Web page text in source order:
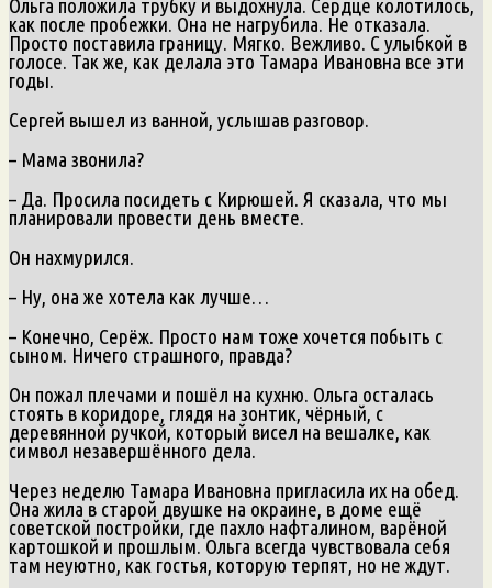
Ольга положила трубку и выдохнула. Сердце колотилось,
как после пробежки. Она не нагрубила. Не отказала.
Просто поставила границу. Мягко. Вежливо. С улыбкой в
голосе. Так же, как делала это Тамара Ивановна все эти
годы.
Сергей вышел из ванной, услышав разговор.
– Мама звонила?
– Да. Просила посидеть с Кирюшей. Я сказала, что мы
планировали провести день вместе.
Он нахмурился.
– Ну, она же хотела как лучше…
– Конечно, Серёж. Просто нам тоже хочется побыть с
сыном. Ничего страшного, правда?
Он пожал плечами и пошёл на кухню. Ольга осталась
стоять в коридоре, глядя на зонтик, чёрный, с
деревянной ручкой, который висел на вешалке, как
символ незавершённого дела.
Через неделю Тамара Ивановна пригласила их на обед.
Она жила в старой двушке на окраине, в доме ещё
советской постройки, где пахло нафталином, варёной
картошкой и прошлым. Ольга всегда чувствовала себя
там неуютно, как гостья, которую терпят, но не ждут.